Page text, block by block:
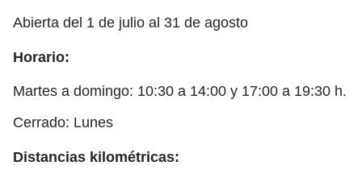
Abierta del 1 de julio al 31 de agosto
Horario:
Martes a domingo: 10:30 a 14:00 y 17:00 a 19:30 h.
Cerrado: Lunes
Distancias kilométricas: